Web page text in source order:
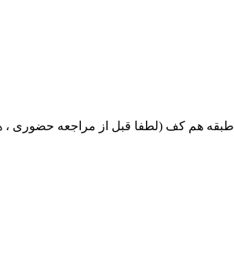
نشانی بخش انفورماتیک ایران بابکت : میدان حر . خ امام خمینی . خیابان کمالی . خیابان اسکندری جنوبی اول خیابان